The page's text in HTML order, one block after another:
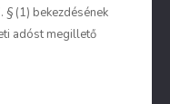
(1) bekezdésének
adóst megillető